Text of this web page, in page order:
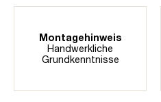
Montagehinweis
Handwerkliche
Grundkenntnisse